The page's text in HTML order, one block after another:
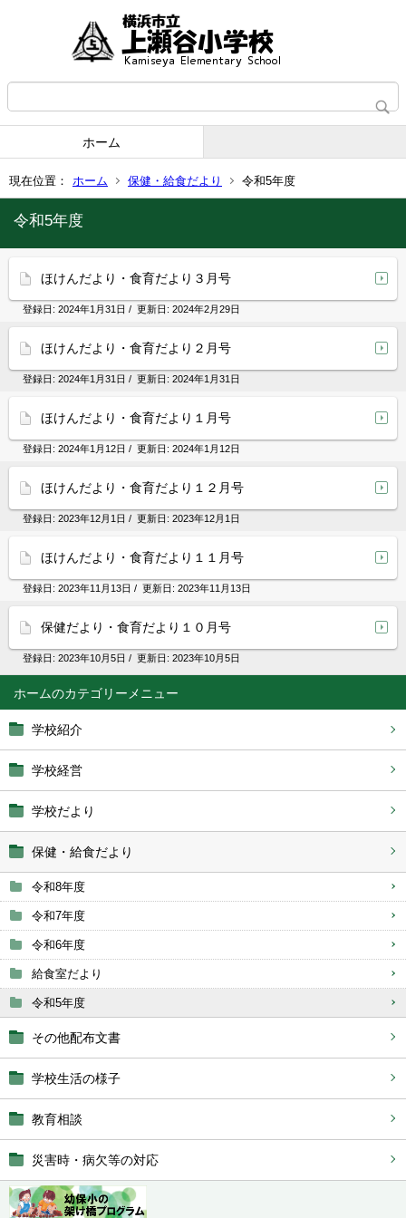
ホーム
現在位置： ホーム 保健・給食だより 令和5年度
ホーム
学校紹介
学校経営
学校だより
保健・給食だより
令和8年度
令和7年度
令和6年度
給食室だより
令和5年度
その他配布文書
学校生活の様子
教育相談
災害時・病欠等の対応
令和5年度
ほけんだより・食育だより３月号
登録日: 2024年1月31日 / 更新日: 2024年2月29日
ほけんだより・食育だより２月号
登録日: 2024年1月31日 / 更新日: 2024年1月31日
ほけんだより・食育だより１月号
登録日: 2024年1月12日 / 更新日: 2024年1月12日
ほけんだより・食育だより１２月号
登録日: 2023年12月1日 / 更新日: 2023年12月1日
ほけんだより・食育だより１１月号
登録日: 2023年11月13日 / 更新日: 2023年11月13日
保健だより・食育だより１０月号
登録日: 2023年10月5日 / 更新日: 2023年10月5日